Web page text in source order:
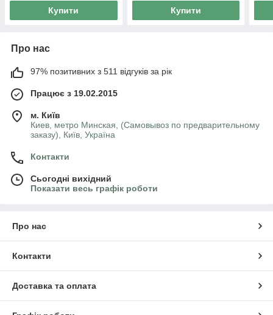
Купити Купити
Про нас
97% позитивних з 511 відгуків за рік
Працює з 19.02.2015
м. Київ
Киев, метро Минская, (Самовывоз по предварительному
заказу), Київ, Україна
Контакти
Сьогодні вихідний
Показати весь графік роботи
Про нас
Контакти
Доставка та оплата